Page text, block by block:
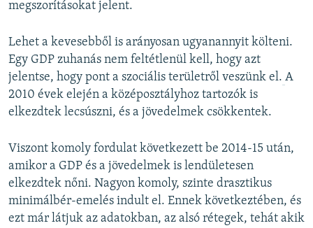
megszorításokat jelent.
Lehet a kevesebből is arányosan ugyanannyit költeni.
Egy GDP zuhanás nem feltétlenül kell, hogy azt
jelentse, hogy pont a szociális területről veszünk el. ​A
2010 évek elején a középosztályhoz tartozók is
elkezdtek lecsúszni, és a jövedelmek csökkentek.
Viszont komoly fordulat következett be 2014-15 után,
amikor a GDP és a jövedelmek is lendületesen
elkezdtek nőni. Nagyon komoly, szinte drasztikus
minimálbér-emelés indult el. Ennek következtében, és
ezt már látjuk az adatokban, az alsó rétegek, tehát akik